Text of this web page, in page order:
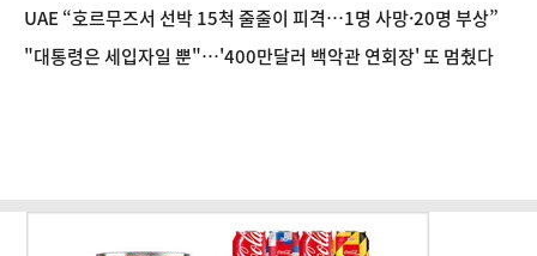
UAE “호르무즈서 선박 15척 줄줄이 피격…1명 사망·20명 부상”
"대통령은 세입자일 뿐"…'400만달러 백악관 연회장' 또 멈췄다